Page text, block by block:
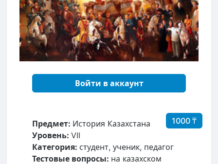
Войти в аккаунт
1000 ₸
Предмет: История Казахстана
Уровень: VII
Категория: студент, ученик, педагог
Тестовые вопросы: на казахском